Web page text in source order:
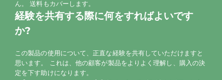
ん。 送料もカバーします。
経験を共有する際に何をすればよいです
か?
この製品の使用について、正直な経験を共有していただけますと
思います。 これは、他の顧客が製品をよりよく理解し、購入の決
定を下す助けになります。